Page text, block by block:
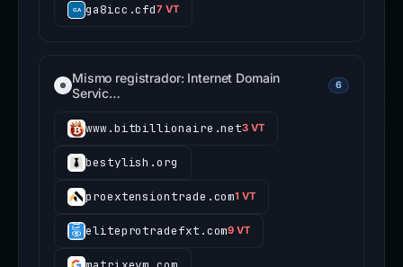
ga8icc.cfd7 VT
Mismo registrador: Internet Domain
Servic…
6
www.bitbillionaire.net3 VT
bestylish.org
proextensiontrade.com1 VT
eliteprotradefxt.com9 VT